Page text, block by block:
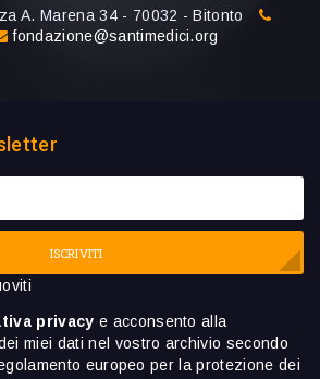
A. Marena 34 - 70032 - Bitonto
fondazione@santimedici.org
ISCRIVITI
privacy e acconsento alla
miei dati nel vostro archivio secondo
europeo per la protezione dei